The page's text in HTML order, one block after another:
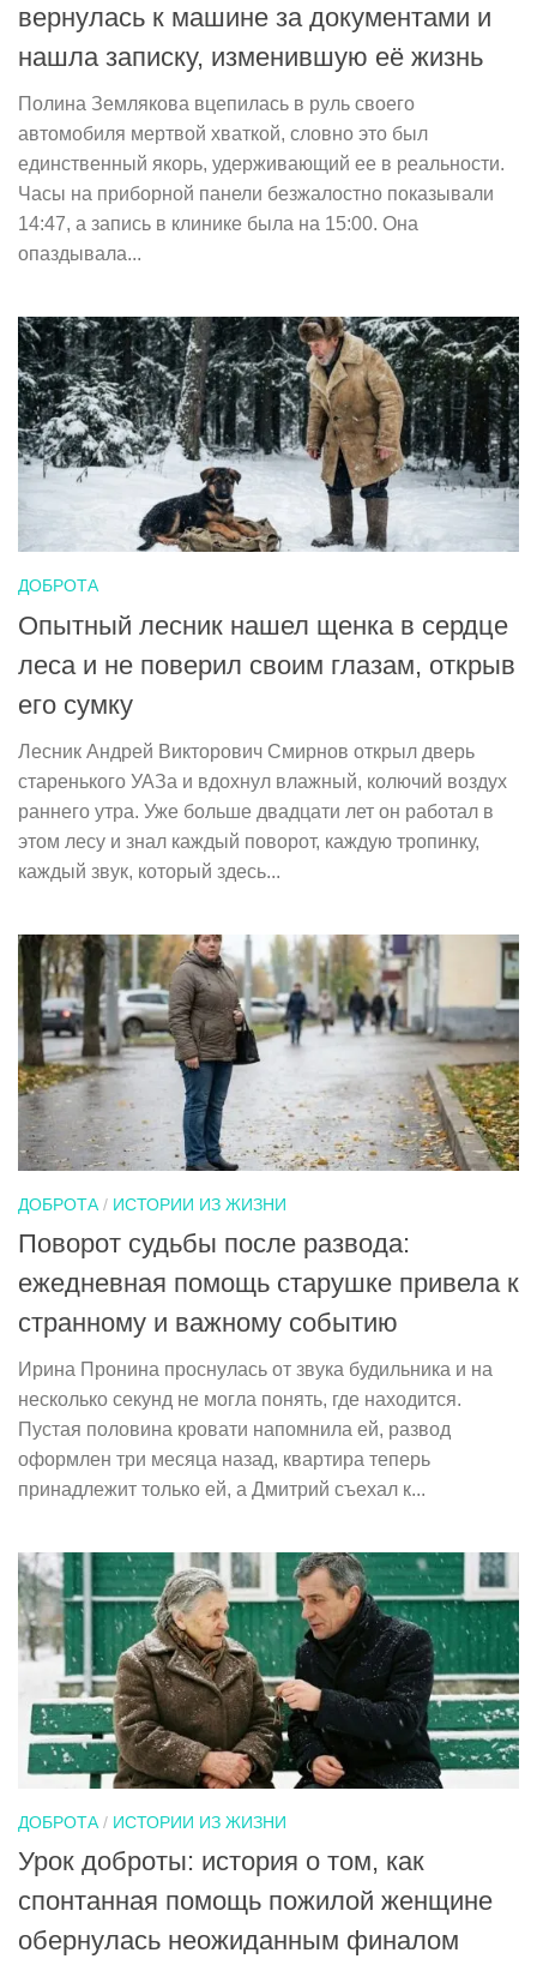
вернулась к машине за документами и
нашла записку, изменившую её жизнь
Полина Землякова вцепилась в руль своего
автомобиля мертвой хваткой, словно это был
единственный якорь, удерживающий ее в реальности.
Часы на приборной панели безжалостно показывали
14:47, а запись в клинике была на 15:00. Она
опаздывала...
ДОБРОТА
Опытный лесник нашел щенка в сердце
леса и не поверил своим глазам, открыв
его сумку
Лесник Андрей Викторович Смирнов открыл дверь
старенького УАЗа и вдохнул влажный, колючий воздух
раннего утра. Уже больше двадцати лет он работал в
этом лесу и знал каждый поворот, каждую тропинку,
каждый звук, который здесь...
ДОБРОТА / ИСТОРИИ ИЗ ЖИЗНИ
Поворот судьбы после развода:
ежедневная помощь старушке привела к
странному и важному событию
Ирина Пронина проснулась от звука будильника и на
несколько секунд не могла понять, где находится.
Пустая половина кровати напомнила ей, развод
оформлен три месяца назад, квартира теперь
принадлежит только ей, а Дмитрий съехал к...
ДОБРОТА / ИСТОРИИ ИЗ ЖИЗНИ
Урок доброты: история о том, как
спонтанная помощь пожилой женщине
обернулась неожиданным финалом